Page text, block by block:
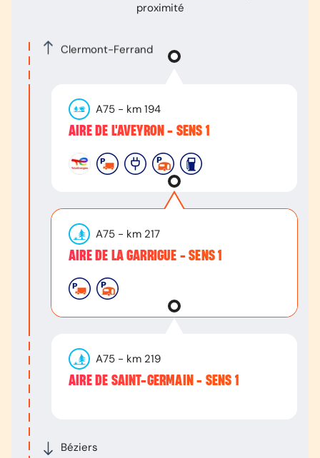
proximité
Clermont-Ferrand
Béziers
A75 - km 194
AIRE DE L'AVEYRON - SENS 1
A75 - km 217
AIRE DE LA GARRIGUE - SENS 1
A75 - km 219
AIRE DE SAINT-GERMAIN - SENS 1